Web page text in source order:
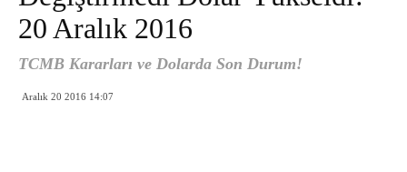
20 Aralık 2016
TCMB Kararları ve Dolarda Son Durum!
Aralık 20 2016 14:07